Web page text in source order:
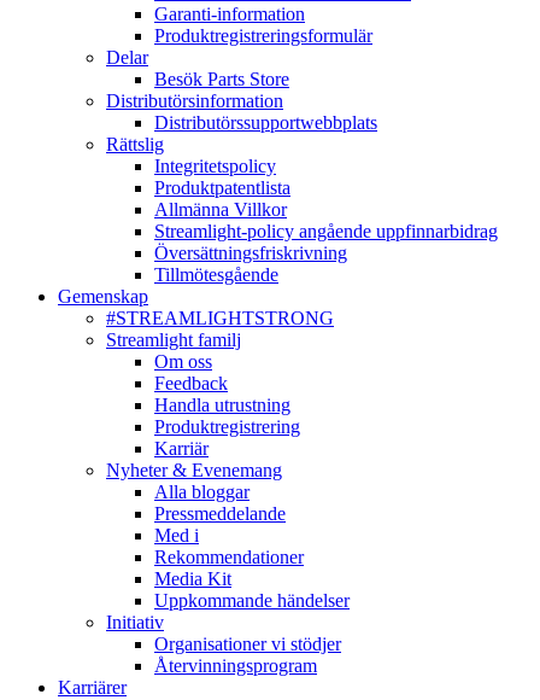
Garanti-information
Produktregistreringsformulär
Delar
Besök Parts Store
Distributörsinformation
Distributörssupportwebbplats
Rättslig
Integritetspolicy
Produktpatentlista
Allmänna Villkor
Streamlight-policy angående uppfinnarbidrag
Översättningsfriskrivning
Tillmötesgående
Gemenskap
#STREAMLIGHTSTRONG
Streamlight familj
Om oss
Feedback
Handla utrustning
Produktregistrering
Karriär
Nyheter & Evenemang
Alla bloggar
Pressmeddelande
Med i
Rekommendationer
Media Kit
Uppkommande händelser
Initiativ
Organisationer vi stödjer
Återvinningsprogram
Karriärer